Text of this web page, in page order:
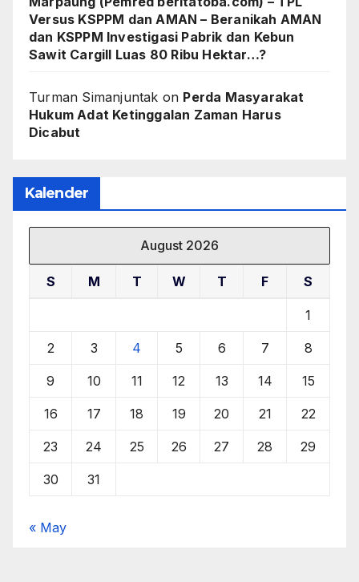
Versus KSPPM dan AMAN – Beranikah AMAN
dan KSPPM Investigasi Pabrik dan Kebun
Sawit Cargill Luas 80 Ribu Hektar…?
Turman Simanjuntak on Perda Masyarakat
Hukum Adat Ketinggalan Zaman Harus
Dicabut
Kalender
August 2026
S M T W T F S
1
2 3 4 5 6 7 8
9 10 11 12 13 14 15
16 17 18 19 20 21 22
23 24 25 26 27 28 29
30 31
« May